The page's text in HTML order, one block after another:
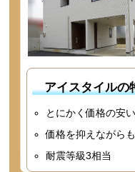
アイスタイルの
とにかく価格の安
価格を抑えながら
耐震等級3相当